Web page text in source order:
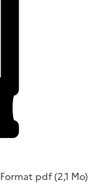
Format pdf(2,1 Mo)